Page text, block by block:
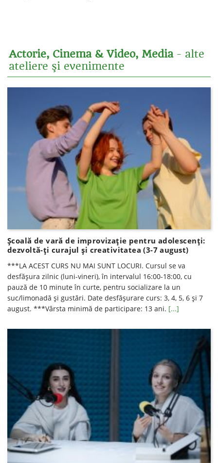
Actorie, Cinema & Video, Media- alte
ateliere şi evenimente
Școală de vară de improvizație pentru adolescenți:
dezvoltă-ți curajul și creativitatea (3-7 august)
***LA ACEST CURS NU MAI SUNT LOCURI. Cursul se va
desfăşura zilnic (luni-vineri), în intervalul 16:00-18:00, cu
pauză de 10 minute în curte, pentru socializare la un
suc/limonadă şi gustări. Date desfăşurare curs: 3, 4, 5, 6 și 7
august. ***Vârsta minimă de participare: 13 ani. [...]